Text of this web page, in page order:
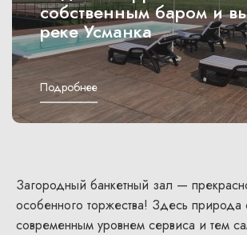
собственным баром и
реке Усманка
Подробнее
Загородный банкетный зал —
особенного торжества! Здесь природа
современным уровнем сервиса и тем